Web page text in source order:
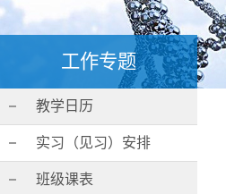
工作专题
教学日历
实习（见习）安排
班级课表